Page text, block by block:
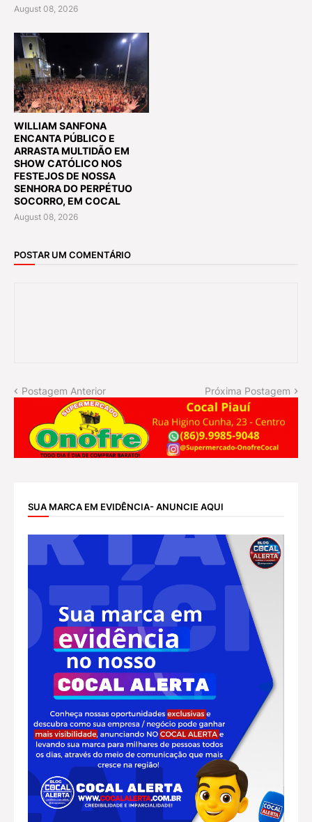
August 08, 2026
WILLIAM SANFONA
ENCANTA PÚBLICO E
ARRASTA MULTIDÃO EM
SHOW CATÓLICO NOS
FESTEJOS DE NOSSA
SENHORA DO PERPÉTUO
SOCORRO, EM COCAL
August 08, 2026
POSTAR UM COMENTÁRIO
Postagem Anterior Próxima Postagem
SUA MARCA EM EVIDÊNCIA- ANUNCIE AQUI